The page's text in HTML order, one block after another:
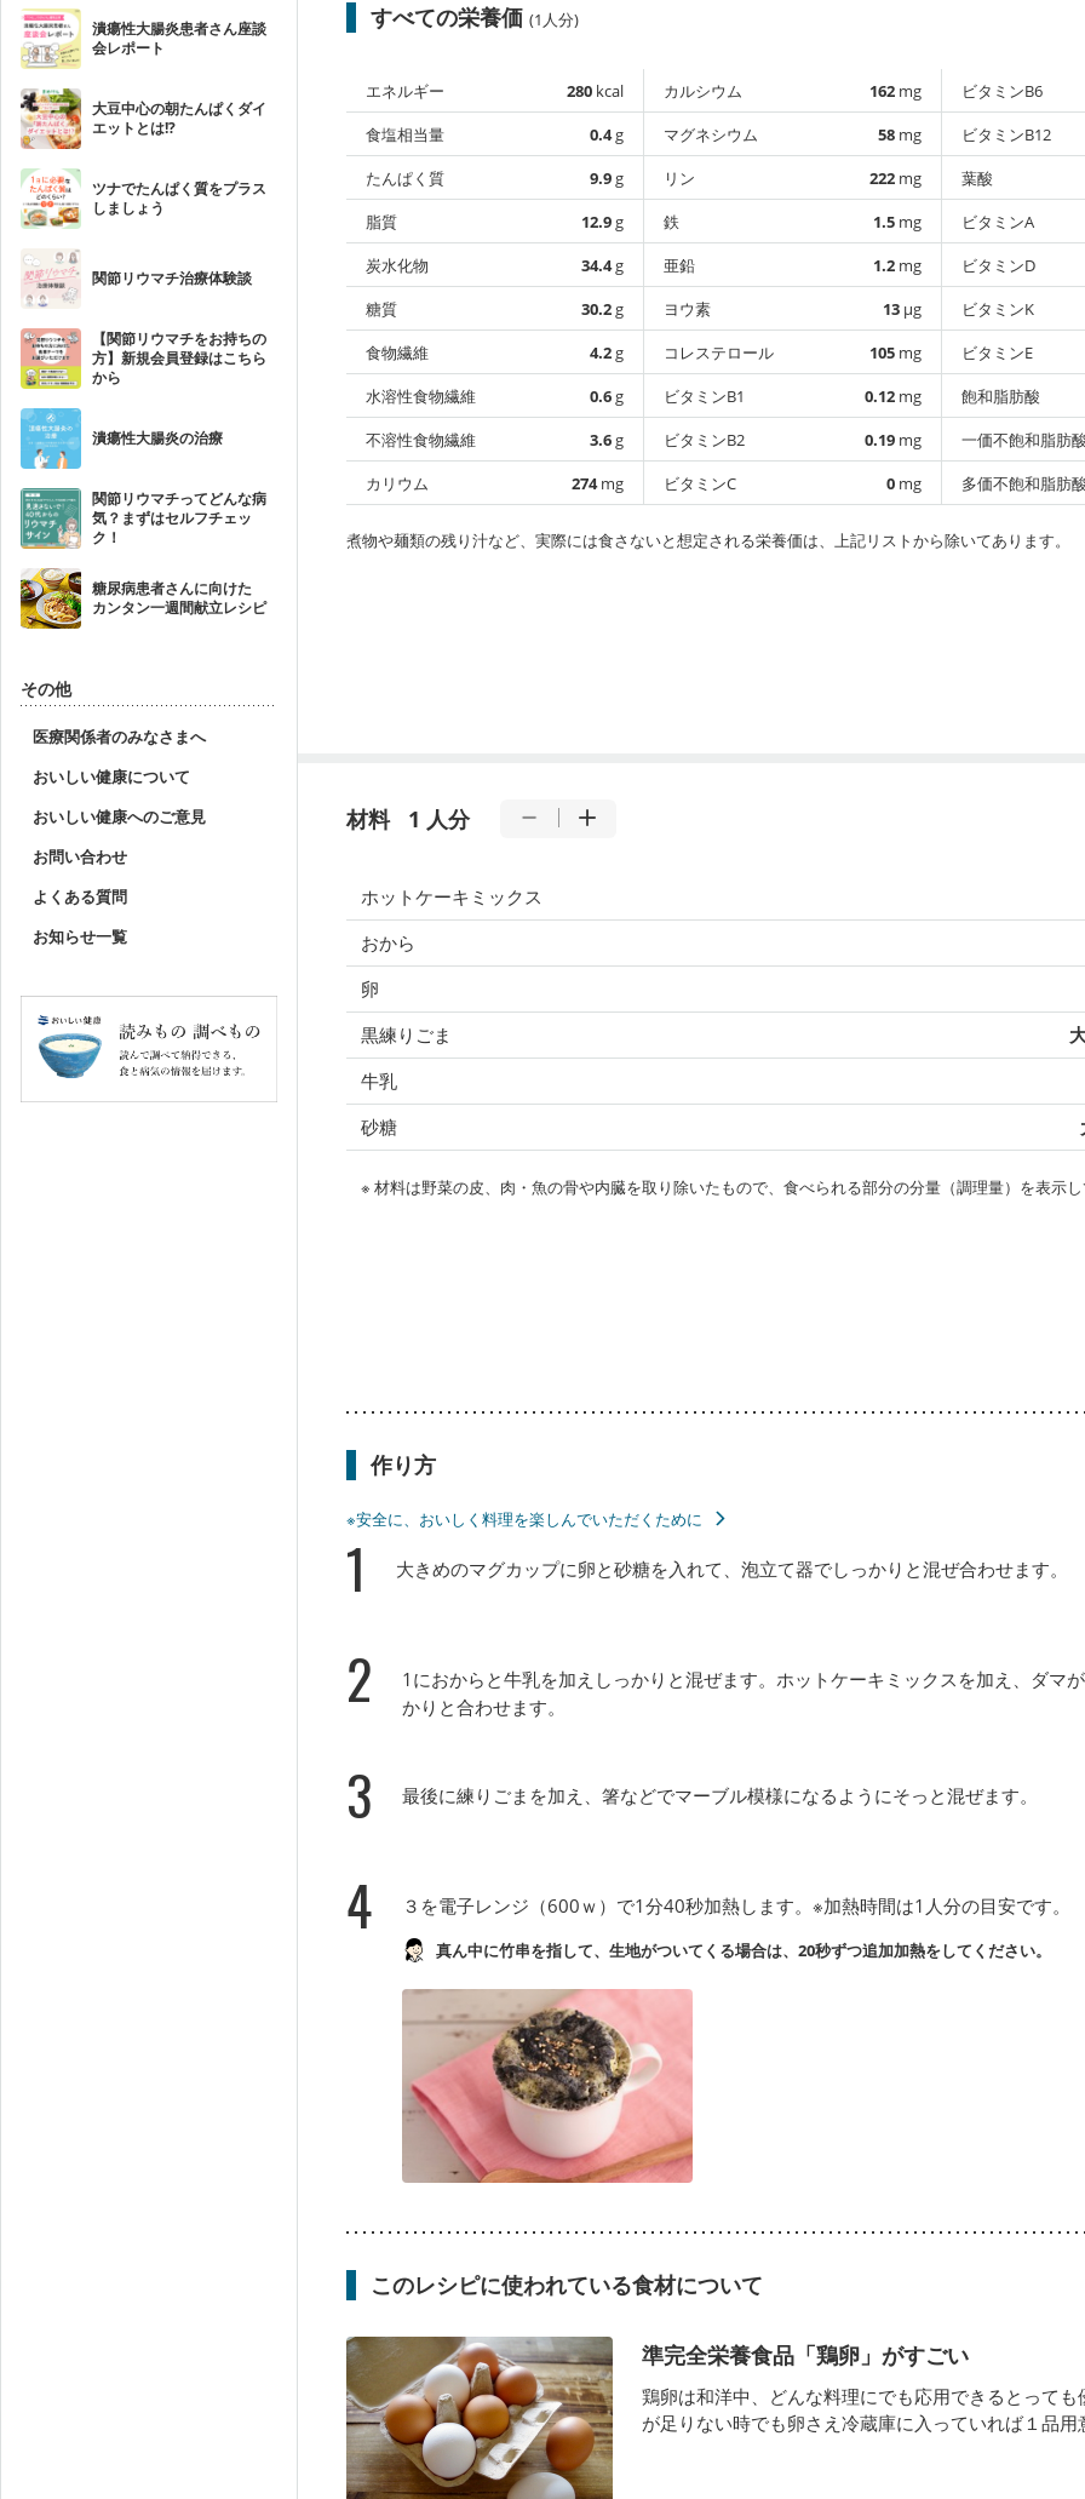
潰瘍性大腸炎患者さん座談
会レポート
大豆中心の朝たんぱくダイ
エットとは!?
ツナでたんぱく質をプラス
しましょう
関節リウマチ治療体験談
【関節リウマチをお持ちの
方】新規会員登録はこちら
から
潰瘍性大腸炎の治療
関節リウマチってどんな病
気？まずはセルフチェッ
ク！
糖尿病患者さんに向けた
カンタン一週間献立レシピ
その他
医療関係者のみなさまへ
おいしい健康について
おいしい健康へのご意見
お問い合わせ
よくある質問
お知らせ一覧
すべての栄養価 (1人分)
エネルギー 280 kcal
食塩相当量
0.4g
たんぱく質
9.9g
脂質
12.9g
炭水化物
34.4g
糖質
30.2g
食物繊維
4.2g
水溶性食物繊維
0.6g
不溶性食物繊維
3.6g
カリウム
274mg
カルシウム 162 mg
マグネシウム
58 mg
リン
222 mg
鉄
1.5 mg
亜鉛
1.2 mg
ヨウ素
13 µg
コレステロール
105 mg
ビタミンB1
0.12 mg
ビタミンB2
0.19 mg
ビタミンC
0 mg
ビタミンB6
ビタミンB12
葉酸
ビタミンA
ビタミンD
ビタミンK
ビタミンE
飽和脂肪酸
一価不飽和脂肪酸
多価不飽和脂肪酸
煮物や麺類の残り汁など、実際には食さないと想定される栄養価は、上記リストから除いてあります。
材料 1 人分
ホットケーキミックス
おから
卵
黒練りごま
牛乳
砂糖
※ 材料は野菜の皮、肉・魚の骨や内臓を取り除いたもので、食べられる部分の分量（調理量）を表示し
作り方
※安全に、おいしく料理を楽しんでいただくために
1 大きめのマグカップに卵と砂糖を入れて、泡立て器でしっかりと混ぜ合わせます。
2
1におからと牛乳を加えしっかりと混ぜます。ホットケーキミックスを加え、ダマ
かりと合わせます。
3 最後に練りごまを加え、箸などでマーブル模様になるようにそっと混ぜます。
4 ３を電子レンジ（600ｗ）で1分40秒加熱します。※加熱時間は1人分の目安です。
真ん中に竹串を指して、生地がついてくる場合は、20秒ずつ追加加熱をしてください。
このレシピに使われている食材について
準完全栄養食品「鶏卵」がすごい
鶏卵は和洋中、どんな料理にでも応用できるとっても
が足りない時でも卵さえ冷蔵庫に入っていれば１品用